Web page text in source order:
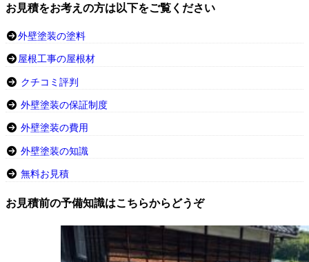
お見積をお考えの方は以下をご覧ください
外壁塗装の塗料
屋根工事の屋根材
クチコミ評判
外壁塗装の保証制度
外壁塗装の費用
外壁塗装の知識
無料お見積
お見積前の予備知識はこちらからどうぞ